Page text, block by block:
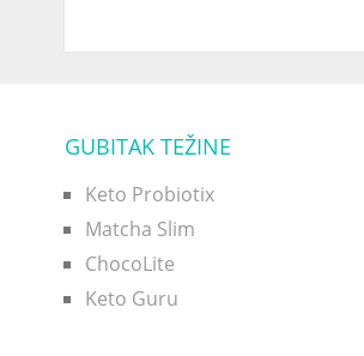
GUBITAK TEŽINE
Keto Probiotix
Matcha Slim
ChocoLite
Keto Guru